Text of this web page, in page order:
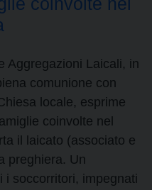
Aggregazioni Laicali, in
comunione con
locale, esprime
coinvolte nel
il laicato (associato e
preghiera. Un
i soccorritori, impegnati